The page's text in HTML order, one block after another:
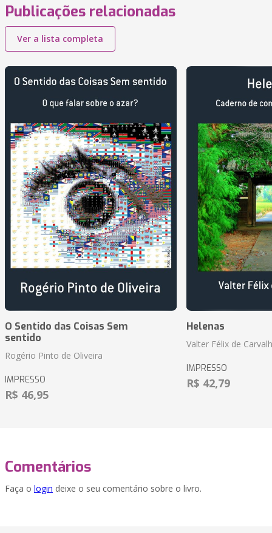
Publicações relacionadas
Ver a lista completa
O Sentido das Coisas Sem
sentido
Rogério Pinto de Oliveira
IMPRESSO
R$ 46,95
Helenas
Valter Félix de
IMPRESSO
R$ 42,79
Comentários
Faça o login deixe o seu comentário sobre o livro.